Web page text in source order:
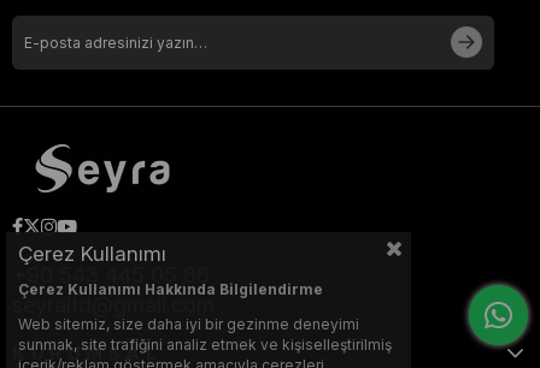
seyraltd@gmail.com
KURUMSAL
Çerez Kullanımı
Çerez Kullanımı Hakkında Bilgilendirme
Web sitemiz, size daha iyi bir gezinme deneyimi
sunmak, site trafiğini analiz etmek ve kişiselleştirilmiş